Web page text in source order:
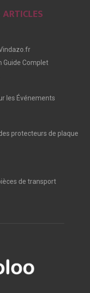
Guide Complet
les Événements
protecteurs de plaque
de transport